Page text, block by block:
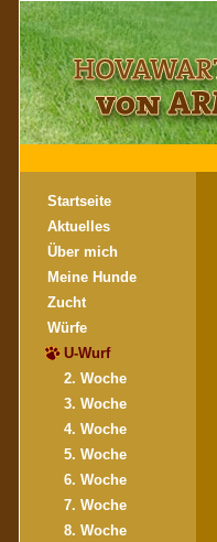
Startseite
Aktuelles
Über mich
Meine Hunde
Zucht
Würfe
U-Wurf
2. Woche
3. Woche
4. Woche
5. Woche
6. Woche
7. Woche
8. Woche